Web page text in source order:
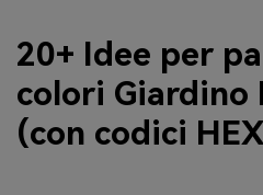
20+ Idee per
colori Giardino
(con codici